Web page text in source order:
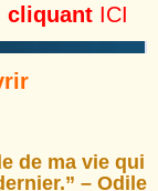
cliquant ICI
de ma vie qui
– Odile